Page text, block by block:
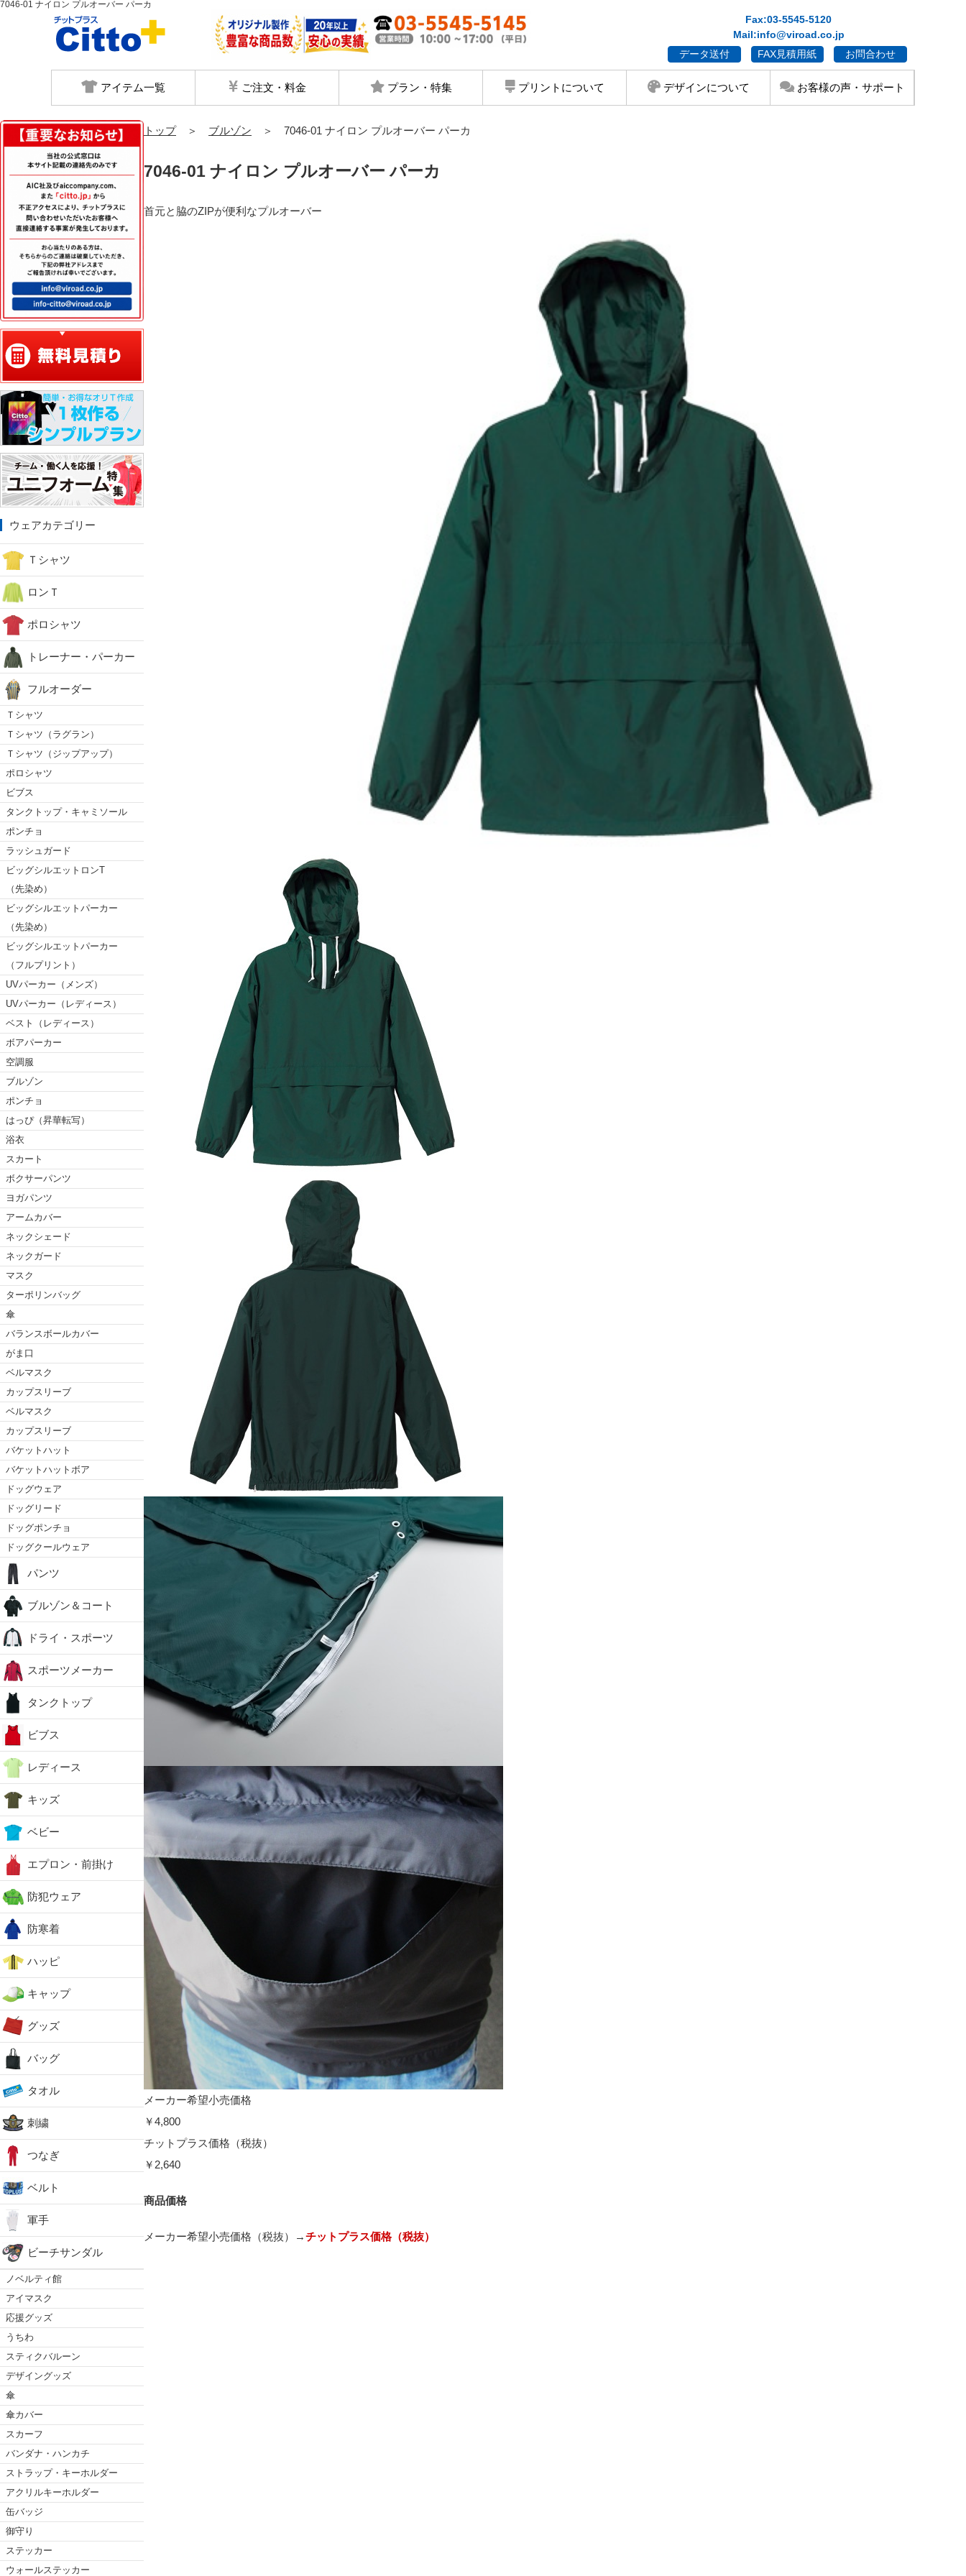
7046-01 ナイロン プルオーバー パーカ
Fax:03-5545-5120
Mail:info@viroad.co.jp
データ送付
FAX見積用紙 お問合わせ
アイテム一覧 ご注文・料金 プラン・特集 プリントについて デザインについて お客様の声・サポート
ウェアカテゴリー
Ｔシャツ
ロンＴ
ポロシャツ
トレーナー・パーカー
フルオーダー
Ｔシャツ
Ｔシャツ（ラグラン）
Ｔシャツ（ジップアップ）
ポロシャツ
ビブス
タンクトップ・キャミソール
ポンチョ
ラッシュガード
ビッグシルエットロンT
（先染め）
ビッグシルエットパーカー
（先染め）
ビッグシルエットパーカー
（フルプリント）
UVパーカー（メンズ）
UVパーカー（レディース）
ベスト（レディース）
ボアパーカー
空調服
ブルゾン
ポンチョ
はっぴ（昇華転写）
浴衣
スカート
ボクサーパンツ
ヨガパンツ
アームカバー
ネックシェード
ネックガード
マスク
ターポリンバッグ
傘
バランスボールカバー
がま口
ベルマスク
カップスリーブ
ベルマスク
カップスリーブ
バケットハット
バケットハットボア
ドッグウェア
ドッグリード
ドッグポンチョ
ドッグクールウェア
パンツ
ブルゾン＆コート
ドライ・スポーツ
スポーツメーカー
タンクトップ
ビブス
レディース
キッズ
ベビー
エプロン・前掛け
防犯ウェア
防寒着
ハッピ
キャップ
グッズ
バッグ
タオル
刺繍
つなぎ
ベルト
軍手
ビーチサンダル
ノベルティ館
アイマスク
応援グッズ
うちわ
スティクバルーン
デザイングッズ
傘
傘カバー
スカーフ
バンダナ・ハンカチ
ストラップ・キーホルダー
アクリルキーホルダー
缶バッジ
御守り
ステッカー
ウォールステッカー
トップ＞ ブルゾン ＞ 7046-01 ナイロン プルオーバー パーカ
7046-01 ナイロン プルオーバー パーカ
首元と脇のZIPが便利なプルオーバー
メーカー希望小売価格
￥4,800
チットプラス価格（税抜）
￥2,640
商品価格
メーカー希望小売価格（税抜）→チットプラス価格（税抜）